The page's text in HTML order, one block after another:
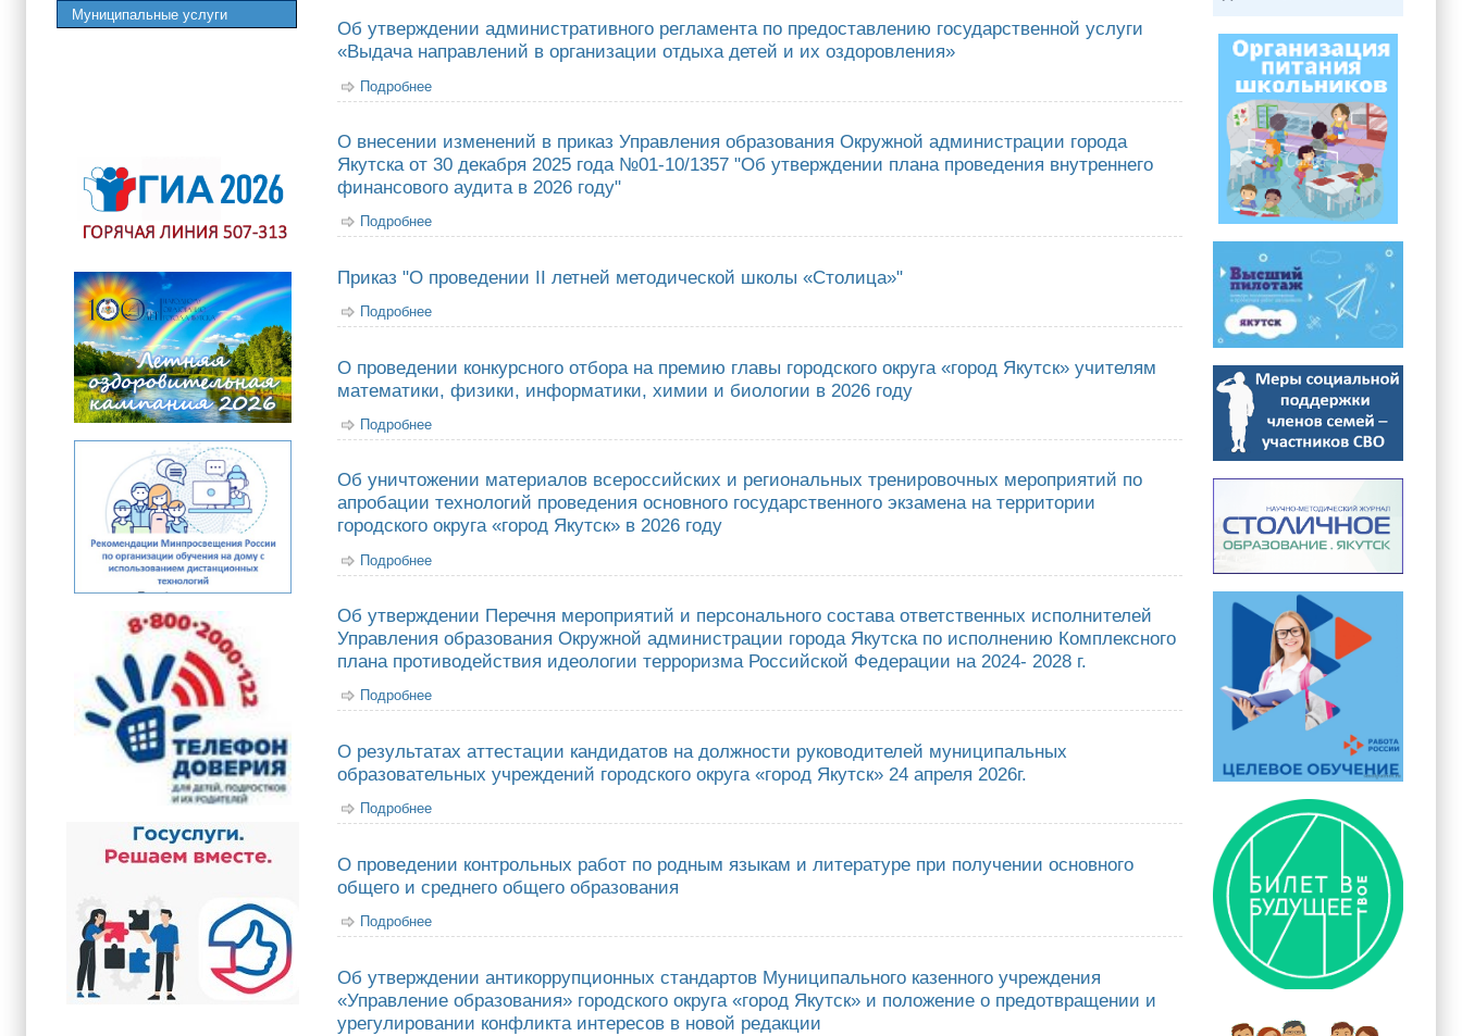
Муниципальные услуги
Об утверждении административного регламента по предоставлению государственной услуги
«Выдача направлений в организации отдыха детей и их оздоровления»
Подробнее о Об утверждении административного регламента по предоставлению государственной услуги «Выдача направлений в организации отдыха детей и их
оздоровления»
О внесении изменений в приказ Управления образования Окружной администрации города
Якутска от 30 декабря 2025 года №01-10/1357 "Об утверждении плана проведения внутреннего
финансового аудита в 2026 году"
Подробнее о О внесении изменений в приказ Управления образования Окружной администрации города Якутска от 30 декабря 2025 года №01-10/1357 "Об
утверждении плана проведения внутреннего финансового аудита в 2026 году"
Приказ "О проведении II летней методической школы «Столица»"
Подробнее
О проведении конкурсного отбора на премию главы городского округа «город Якутск» учителям
математики, физики, информатики, химии и биологии в 2026 году
Подробнее о О проведении конкурсного отбора на премию главы городского округа «город Якутск» учителям математики, физики, информатики, химии и биологии в
2026 году
Об уничтожении материалов всероссийских и региональных тренировочных мероприятий по
апробации технологий проведения основного государственного экзамена на территории
городского округа «город Якутск» в 2026 году
Подробнее о Об уничтожении материалов всероссийских и региональных тренировочных мероприятий по апробации технологий проведения основного
государственного экзамена на территории городского округа «город Якутск» в 2026 году
Об утверждении Перечня мероприятий и персонального состава ответственных исполнителей
Управления образования Окружной администрации города Якутска по исполнению Комплексного
плана противодействия идеологии терроризма Российской Федерации на 2024- 2028 г.
Подробнее о Об утверждении Перечня мероприятий и персонального состава ответственных исполнителей Управления образования Окружной администрации
города Якутска по исполнению Комплексного плана противодействия идеологии терроризма Российской Федерации на 2024- 2028 г.
О результатах аттестации кандидатов на должности руководителей муниципальных
образовательных учреждений городского округа «город Якутск» 24 апреля 2026г.
Подробнее о О результатах аттестации кандидатов на должности руководителей муниципальных образовательных учреждений городского округа «город Якутск» 24
апреля 2026г.
О проведении контрольных работ по родным языкам и литературе при получении основного
общего и среднего общего образования
Подробнее о О проведении контрольных работ по родным языкам и литературе при получении основного общего и среднего общего образования
Об утверждении антикоррупционных стандартов Муниципального казенного учреждения
«Управление образования» городского округа «город Якутск» и положение о предотвращении и
урегулировании конфликта интересов в новой редакции